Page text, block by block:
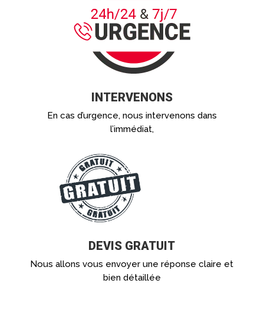
INTERVENONS
En cas d’urgence, nous intervenons dans
l’immédiat,
DEVIS GRATUIT
Nous allons vous envoyer une réponse claire et
bien détaillée